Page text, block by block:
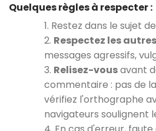
Quelques règles à respecter :
1. Restez dans le sujet
2. Respectez les
messages agressifs,
3. Relisez-vousavant
commentaire : pas de
vérifiez l'orthographe
navigateurs soulignent